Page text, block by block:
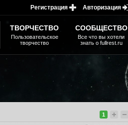
1
ТВОРЧЕСТВО
Пользовательское
творчество
СООБЩЕСТВО
Все что вы хотели
знать о fullrest.ru
Авторизация
Регистрация